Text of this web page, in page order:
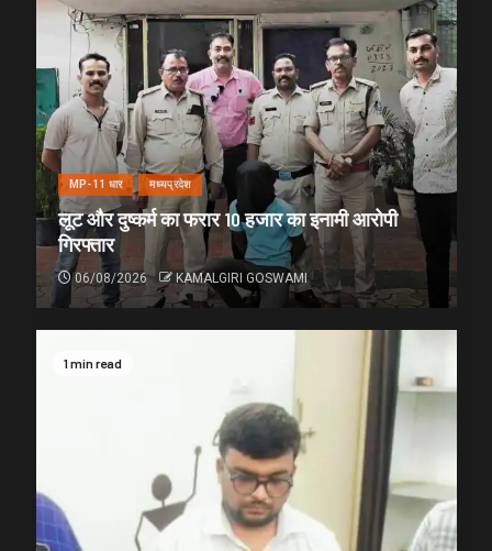
MP-11 धार मध्यप्रदेश
लूट और दुष्कर्म का फरार 10 हजार का इनामी आरोपी
गिरफ्तार
06/08/2026 KAMALGIRI GOSWAMI
1 min read